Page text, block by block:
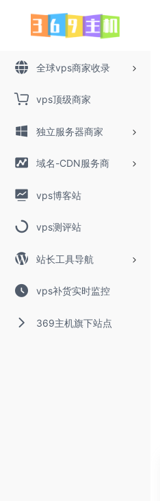
全球vps商家收录
vps顶级商家
独立服务器商家
域名-CDN服务商
vps博客站
vps测评站
站长工具导航
vps补货实时监控
369主机旗下站点